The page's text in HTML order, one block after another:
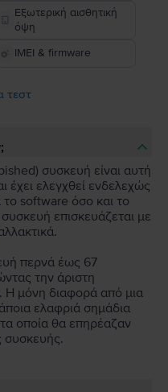
Εξωτερική αισθητική
όψη
IMEI & firmware
τεστ
συσκευή είναι αυτή
έχει ελεγχθεί ενδελεχώς
το software όσο και το
επισκευάζεται με
περνά έως 67
την άριστη
Η μόνη διαφορά από μια
ελαφριά σημάδια
οποία θα επηρέαζαν
συσκευής.